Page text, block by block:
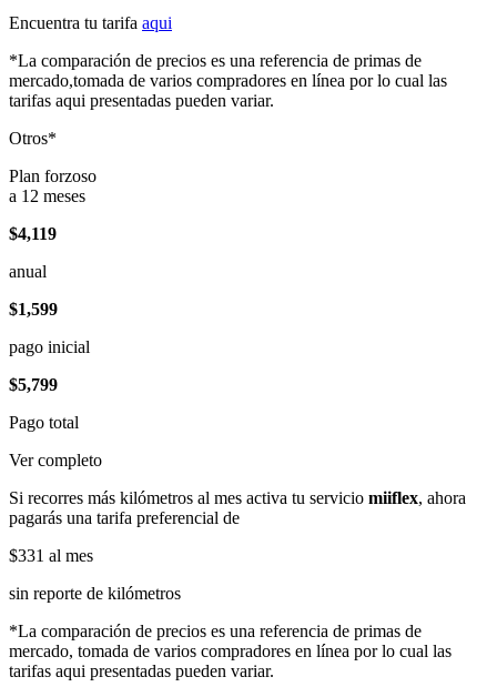
Encuentra tu tarifa aqui
*La comparación de precios es una referencia de primas de
mercado,tomada de varios compradores en línea por lo cual las
tarifas aqui presentadas pueden variar.
Otros*
Plan forzoso
a 12 meses
$4,119
anual
$1,599
pago inicial
$5,799
Pago total
Ver completo
Si recorres más kilómetros al mes activa tu servicio miiflex, ahora
pagarás una tarifa preferencial de
$331 al mes
sin reporte de kilómetros
*La comparación de precios es una referencia de primas de
mercado, tomada de varios compradores en línea por lo cual las
tarifas aqui presentadas pueden variar.